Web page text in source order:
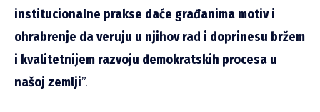
institucionalne prakse daće građanima motiv i
ohrabrenje da veruju u njihov rad i doprinesu bržem
i kvalitetnijem razvoju demokratskih procesa u
našoj zemlji”.